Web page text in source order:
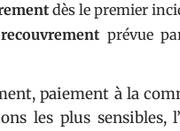
dès le premier
prévue
paiement à la
les plus sensibles,